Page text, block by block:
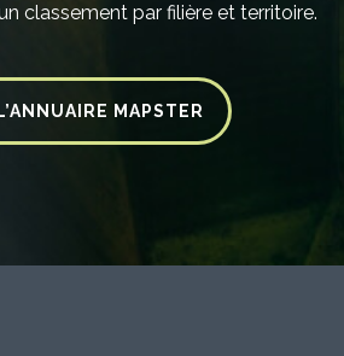
classement par filière et territoire.
MAPSTER